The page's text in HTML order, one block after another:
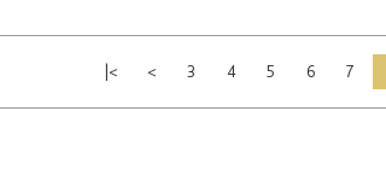
|< < 3 4 5 6 7